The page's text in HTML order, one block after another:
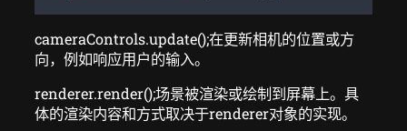
cameraControls.update();在更新相机的位置或方
向，例如响应用户的输入。
renderer.render();场景被渲染或绘制到屏幕上。具
体的渲染内容和方式取决于renderer对象的实现。